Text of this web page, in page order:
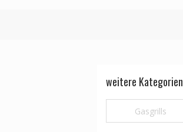
weitere Kategorien
Gasgrills